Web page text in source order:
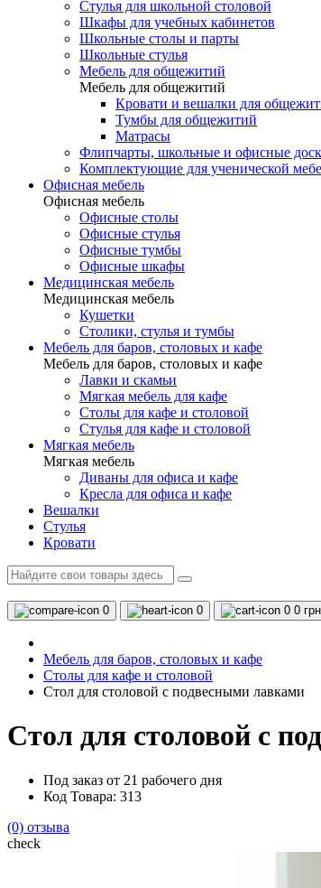
Стулья для школьной столовой
Шкафы для учебных кабинетов
Школьные столы и парты
Школьные стулья
Мебель для общежитий
Мебель для общежитий
Кровати и вешалки для
Тумбы для общежитий
Матрасы
Флипчарты, школьные и офисные
Комплектующие для ученической
Офисная мебель
Офисная мебель
Офисные столы
Офисные стулья
Офисные тумбы
Офисные шкафы
Медицинская мебель
Медицинская мебель
Кушетки
Столики, стулья и тумбы
Мебель для баров, столовых и кафе
Мебель для баров, столовых и кафе
Лавки и скамьи
Мягкая мебель для кафе
Столы для кафе и столовой
Стулья для кафе и столовой
Мягкая мебель
Мягкая мебель
Диваны для офиса и кафе
Кресла для офиса и кафе
Вешалки
Стулья
Кровати
0 0 0 0
Мебель для баров, столовых и кафе
Столы для кафе и столовой
Стол для столовой с подвесными лавками
Стол для столовой с
Под заказ от 21 рабочего дня
Код Товара: 313
(0) отзыва
check